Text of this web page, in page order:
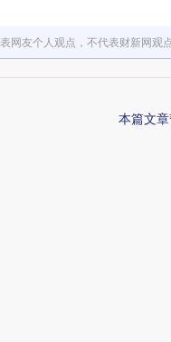
网友个人观点，不代表财新网观
本篇文